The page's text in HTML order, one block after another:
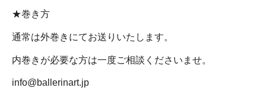
★巻き方
通常は外巻きにてお送りいたします。
内巻きが必要な方は一度ご相談くださいませ。
info@ballerinart.jp